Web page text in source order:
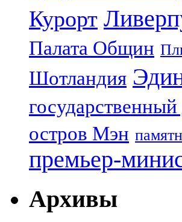
Курорт
Палата Общин
Шотландия
государственный
остров Мэн
премьер-
Архивы